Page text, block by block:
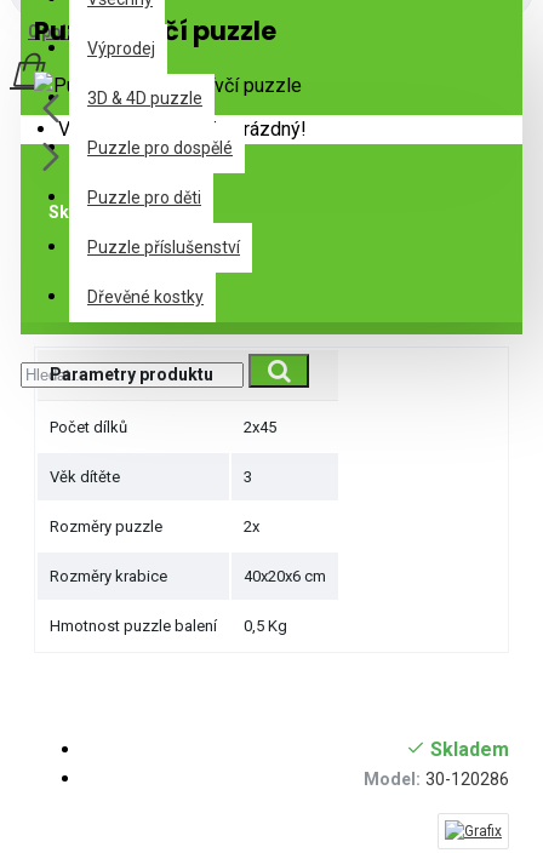
Výprodej
3D & 4D puzzle
Puzzle pro dospělé
Puzzle pro děti
Puzzle příslušenství
Dřevěné kostky
0 položek - 0Kč
Váš nákupní košík je prázdný!
Puzzle Dívčí puzzle
Skladem
Specifikace
Parametry produktu
Počet dílků 2x45
Věk dítěte 3
Rozměry puzzle 2x
Rozměry krabice 40x20x6 cm
Hmotnost puzzle balení 0,5 Kg
Skladem
Model: 30-120286